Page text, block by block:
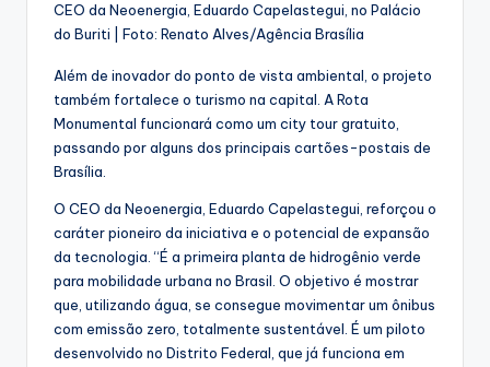
CEO da Neoenergia, Eduardo Capelastegui, no Palácio
do Buriti | Foto: Renato Alves/Agência Brasília
Além de inovador do ponto de vista ambiental, o projeto
também fortalece o turismo na capital. A Rota
Monumental funcionará como um city tour gratuito,
passando por alguns dos principais cartões-postais de
Brasília.
O CEO da Neoenergia, Eduardo Capelastegui, reforçou o
caráter pioneiro da iniciativa e o potencial de expansão
da tecnologia. “É a primeira planta de hidrogênio verde
para mobilidade urbana no Brasil. O objetivo é mostrar
que, utilizando água, se consegue movimentar um ônibus
com emissão zero, totalmente sustentável. É um piloto
desenvolvido no Distrito Federal, que já funciona em